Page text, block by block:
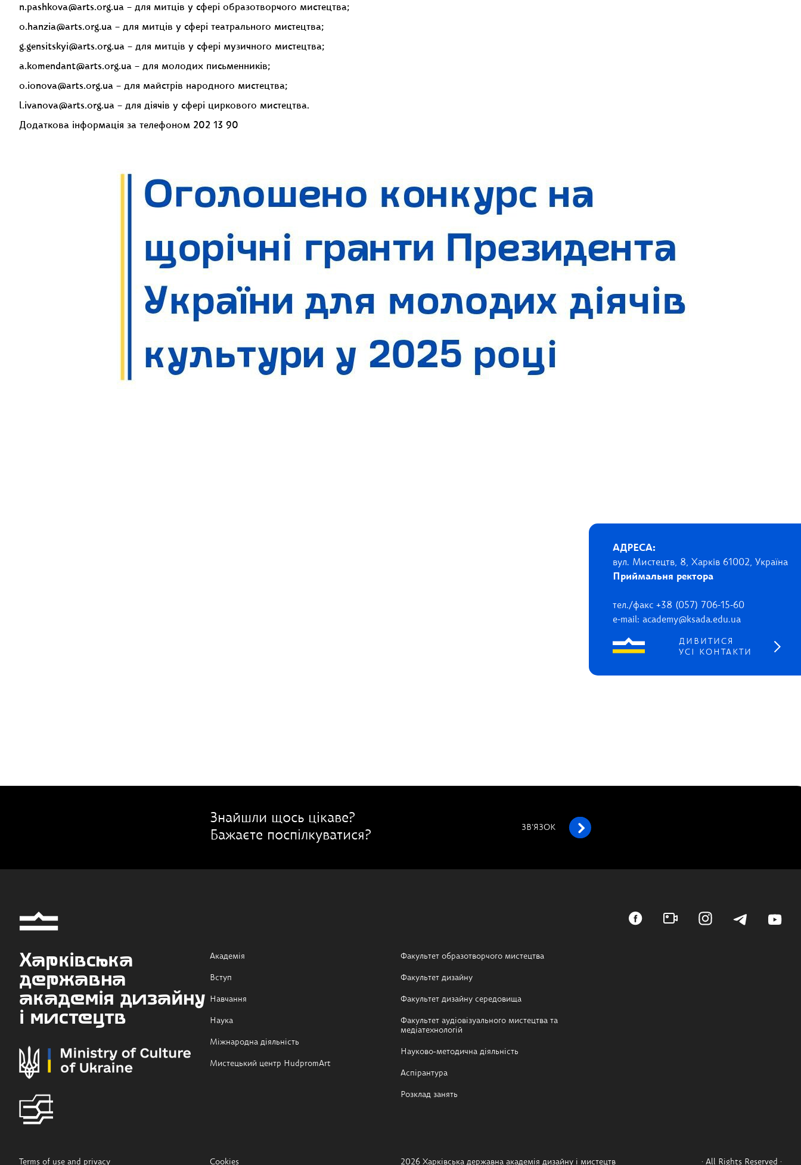
n.pashkova@arts.org.ua – для митців у сфері образотворчого мистецтва;
o.hanzia@arts.org.ua – для митців у сфері театрального мистецтва;
g.gensitskyi@arts.org.ua – для митців у сфері музичного мистецтва;
a.komendant@arts.org.ua – для молодих письменників;
o.ionova@arts.org.ua – для майстрів народного мистецтва;
l.ivanova@arts.org.ua – для діячів у сфері циркового мистецтва.
Додаткова інформація за телефоном 202 13 90
АДРЕСА:
вул. Мистецтв, 8, Харків 61002, Україна
Приймальня ректора
тел./факс +38 (057) 706-15-60
e-mail: academy@ksada.edu.ua
ДИВИТИСЯ
УСІ КОНТАКТИ
Знайшли щось цікаве?
Бажаєте поспілкуватися?
ЗВ’ЯЗОК
Харківська
державна
академія дизайну
і мистецтв
Академія
Вступ
Навчання
Наука
Міжнародна діяльність
Мистецький центр HudpromArt
Факультет образотворчого мистецтва
Факультет дизайну
Факультет дизайну середовища
Факультет аудіовізуального мистецтва та
медіатехнологій
Науково-методична діяльність
Аспірантура
Розклад занять
Terms of use and privacy Cookies 2026 Харківська державна академія дизайну і мистецтв · All Rights Reserved ·